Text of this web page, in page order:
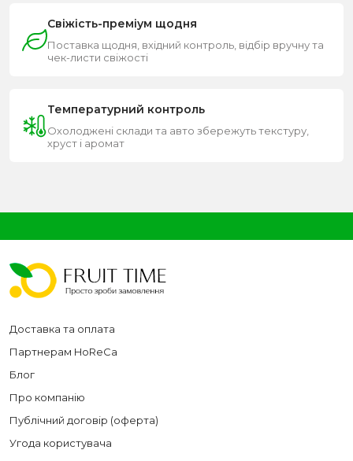
Свіжість-преміум щодня
Поставка щодня, вхідний контроль, відбір вручну та
чек-листи свіжості
Температурний контроль
Охолоджені склади та авто збережуть текстуру,
хруст і аромат
Доставка та оплата
Партнерам HoReCa
Блог
Про компанію
Публічний договір (оферта)
Угода користувача